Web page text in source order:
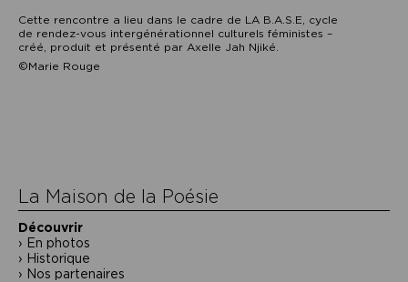
Cette rencontre a lieu dans le cadre de LA B.A.S.E, cycle
de rendez-vous intergénérationnel culturels féministes –
créé, produit et présenté par Axelle Jah Njiké.
©Marie Rouge
La Maison de la Poésie
Découvrir
En photos
Historique
Nos partenaires